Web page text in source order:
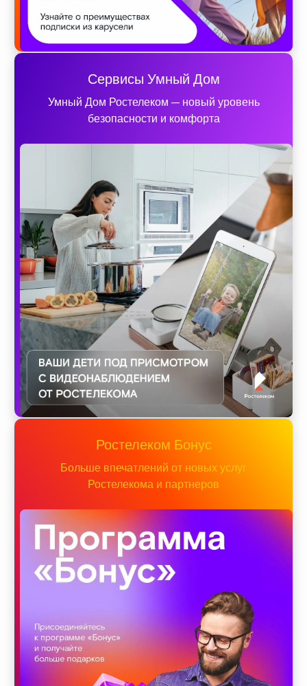
Сервисы Умный Дом
Умный Дом Ростелеком — новый уровень
безопасности и комфорта
Ростелеком Бонус
Больше впечатлений от новых услуг
Ростелекома и партнеров